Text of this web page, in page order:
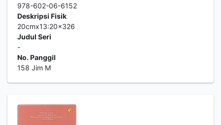
978-602-06-6152
Deskripsi Fisik
20cmx13:20x326
Judul Seri
-
No. Panggil
158 Jim M